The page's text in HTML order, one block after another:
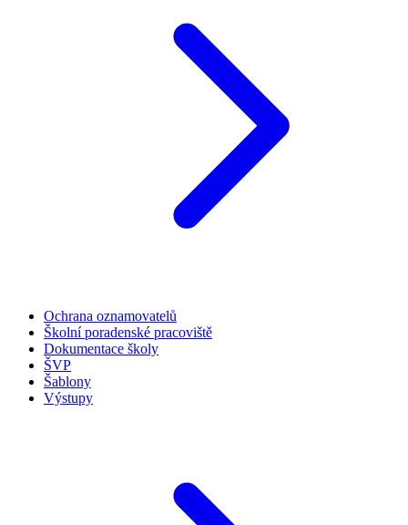
Ochrana oznamovatelů
Školní poradenské pracoviště
Dokumentace školy
ŠVP
Šablony
Výstupy